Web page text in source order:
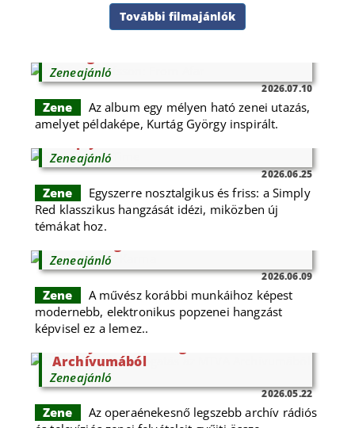
További filmajánlók
Zeneajánló
2026.07.10
Zene
Az album egy mélyen ható zenei utazás,
amelyet példaképe, Kurtág György inspirált.
Zeneajánló
2026.06.25
Zene
Egyszerre nosztalgikus és friss: a Simply
Red klasszikus hangzását idézi, miközben új
témákat hoz.
Zeneajánló
2026.06.09
Zene
A művész korábbi munkáihoz képest
modernebb, elektronikus popzenei hangzást
képvisel ez a lemez..
Archívumából
Zeneajánló
2026.05.22
Zene
Az operaénekesnő legszebb archív rádiós